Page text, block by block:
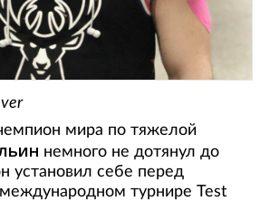
мира по тяжелой
немного не дотянул до
установил себе перед
турнире Test